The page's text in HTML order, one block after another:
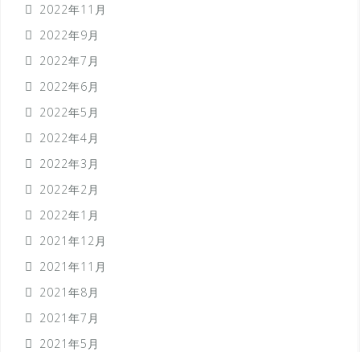
2022年11月
2022年9月
2022年7月
2022年6月
2022年5月
2022年4月
2022年3月
2022年2月
2022年1月
2021年12月
2021年11月
2021年8月
2021年7月
2021年5月